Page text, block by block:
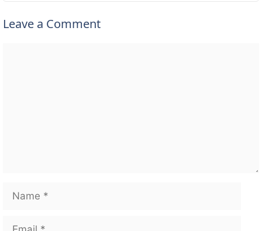
Leave a Comment
Name
Email